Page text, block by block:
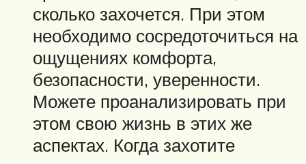
сколько захочется. При этом
необходимо сосредоточиться на
ощущениях комфорта,
безопасности, уверенности.
Можете проанализировать при
этом свою жизнь в этих же
аспектах. Когда захотите